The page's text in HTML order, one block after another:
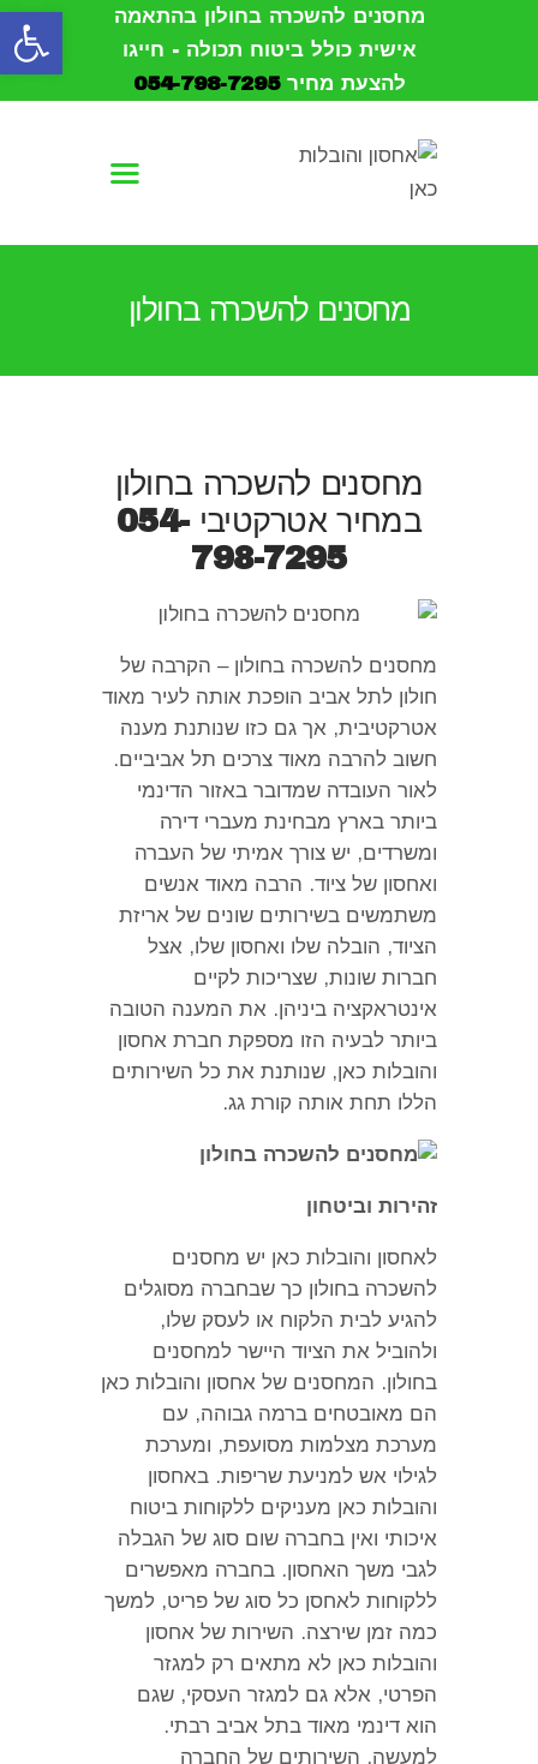
מחסנים להשכרה בחולון בהתאמה
אישית כולל ביטוח תכולה - חייגו
להצעת מחיר054-798-7295
מחסנים להשכרה בחולון
הובלות
מחסנים להשכרה בחולון
במחיר אטרקטיבי054-
798-7295
מחסנים להשכרה בחולון – הקרבה של
חולון לתל אביב הופכת אותה לעיר מאוד
אטרקטיבית, אך גם כזו שנותנת מענה
חשוב להרבה מאוד צרכים תל אביביים.
לאור העובדה שמדובר באזור הדינמי
ביותר בארץ מבחינת מעברי דירה
ומשרדים, יש צורך אמיתי של העברה
ואחסון של ציוד. הרבה מאוד אנשים
משתמשים בשירותים שונים של אריזת
הציוד, הובלה שלו ואחסון שלו, אצל
חברות שונות, שצריכות לקיים
אינטראקציה ביניהן. את המענה הטובה
ביותר לבעיה הזו מספקת חברת אחסון
והובלות כאן, שנותנת את כל השירותים
הללו תחת אותה קורת גג.
זהירות וביטחון
לאחסון והובלות כאן יש מחסנים
להשכרה בחולון כך שבחברה מסוגלים
להגיע לבית הלקוח או לעסק שלו,
ולהוביל את הציוד היישר למחסנים
בחולון. המחסנים של אחסון והובלות כאן
הם מאובטחים ברמה גבוהה, עם
מערכת מצלמות מסועפת, ומערכת
לגילוי אש למניעת שריפות. באחסון
והובלות כאן מעניקים ללקוחות ביטוח
איכותי ואין בחברה שום סוג של הגבלה
לגבי משך האחסון. בחברה מאפשרים
ללקוחות לאחסן כל סוג של פריט, למשך
כמה זמן שירצה. השירות של אחסון
והובלות כאן לא מתאים רק למגזר
הפרטי, אלא גם למגזר העסקי, שגם
הוא דינמי מאוד בתל אביב רבתי.
למעשה, השירותים של החברה
פתח סרגל נגישות